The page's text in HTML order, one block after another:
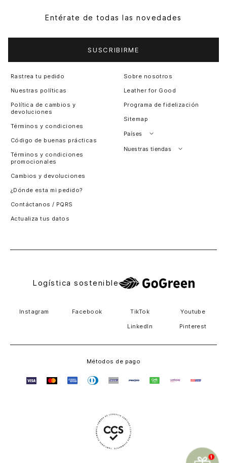
Entérate de todas las novedades
SUSCRIBIRME
Rastrea tu pedido
Nuestras políticas
Política de cambios y
devoluciones
Términos y condiciones
Código de buenas prácticas
Términos y condiciones
promocionales
Cambios y devoluciones
¿Dónde esta mi pedido?
Contáctanos / PQRS
Actualiza tus datos
Sobre nosotros
Leather for Good
Programa de fidelización
Sitemap
Países
Perú
Nuestras tiendas
Logística sostenible
Instagram Facebook TikTok Youtube
LinkedIn Pinterest
Métodos de pago